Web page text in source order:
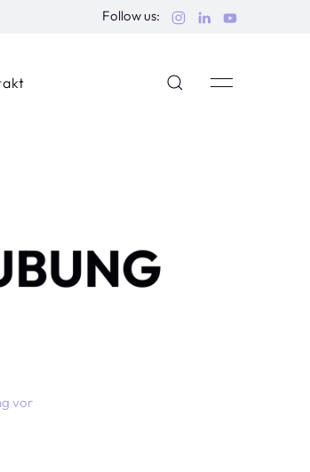
Follow us:
vor